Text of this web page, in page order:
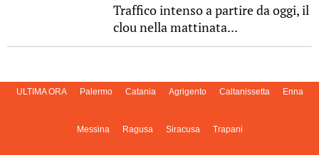
Traffico intenso a partire da oggi, il
clou nella mattinata...
ULTIMA ORA Palermo Catania Agrigento Caltanissetta Enna
Messina Ragusa Siracusa Trapani